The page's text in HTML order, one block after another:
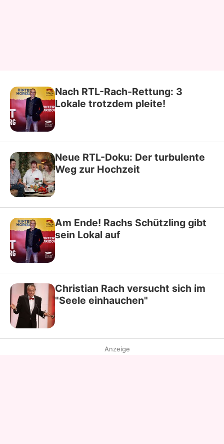
Nach RTL-Rach-Rettung: 3
Lokale trotzdem pleite!
Neue RTL-Doku: Der turbulente
Weg zur Hochzeit
Am Ende! Rachs Schützling gibt
sein Lokal auf
Christian Rach versucht sich im
"Seele einhauchen"
Anzeige